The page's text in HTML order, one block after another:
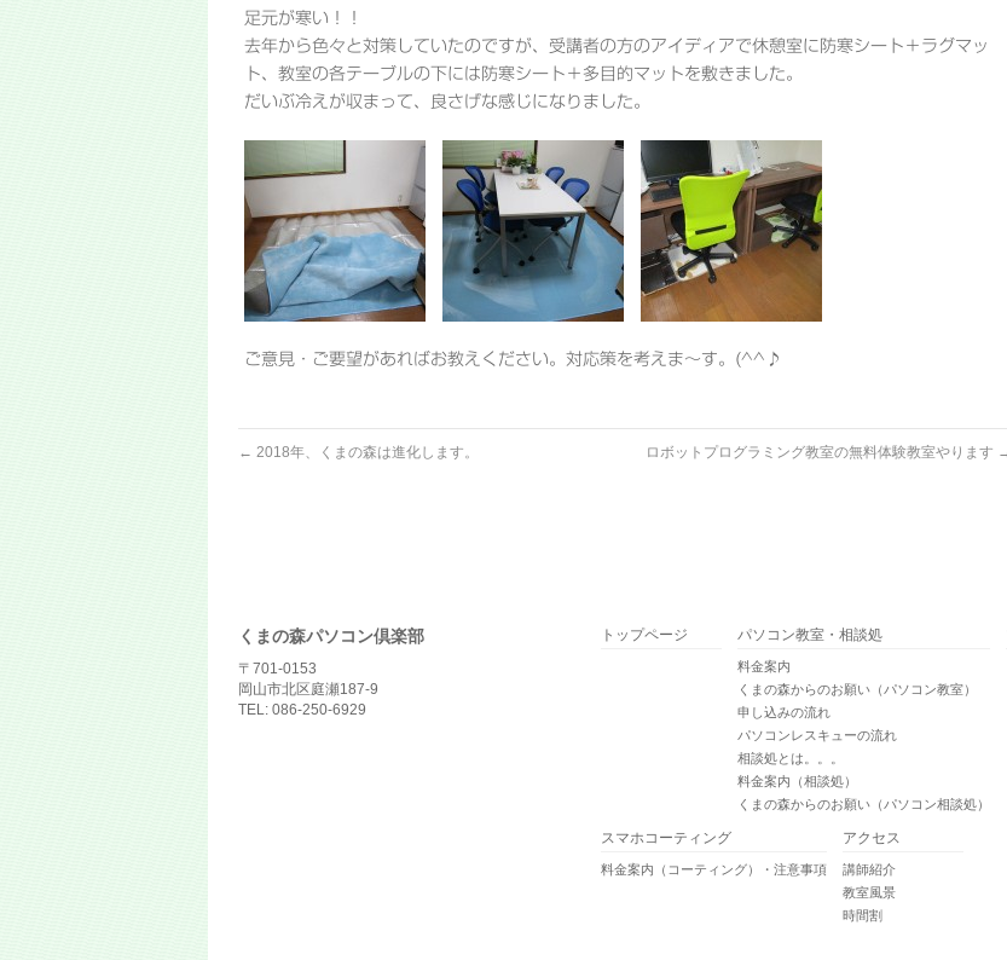
足元が寒い！！
去年から色々と対策していたのですが、受講者の方のアイディアで休憩室に防寒シート＋ラグマッ
ト、教室の各テーブルの下には防寒シート＋多目的マットを敷きました。
だいぶ冷えが収まって、良さげな感じになりました。
ご意見・ご要望があればお教えください。対応策を考えま～す。(^^♪
← 2018年、くまの森は進化します。 ロボットプログラミング教室の無料体験教室やります
くまの森パソコン倶楽部
〒701-0153
岡山市北区庭瀬187-9
TEL: 086-250-6929
トップページ パソコン教室・相談処
料金案内
くまの森からのお願い（パソコン教室）
申し込みの流れ
パソコンレスキューの流れ
相談処とは。。。
料金案内（相談処）
くまの森からのお願い（パソコン相談処）
スマホコーティング
料金案内（コーティング）・注意事項
アクセス
講師紹介
教室風景
時間割